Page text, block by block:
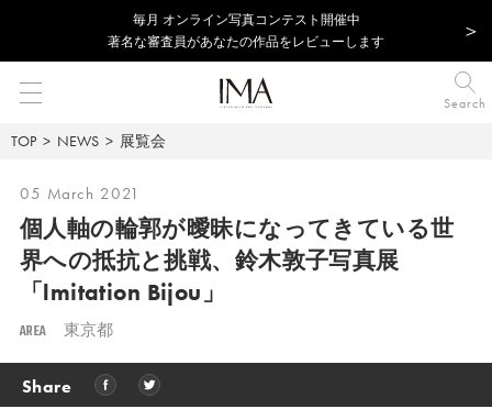
毎⽉ オンライン写真コンテスト開催中
著名な審査員があなたの作品をレビューします
Search
TOP NEWS 展覧会
05 March 2021
個人軸の輪郭が曖昧になってきている世
界への抵抗と挑戦、鈴木敦子写真展
「lmitation Bijou」
AREA 東京都
Share